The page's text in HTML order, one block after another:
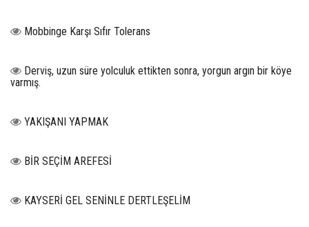
Mobbinge Karşı Sıfır Tolerans
Derviş, uzun süre yolculuk ettikten sonra, yorgun argın bir köye
varmış.
YAKIŞANI YAPMAK
BİR SEÇİM AREFESİ
KAYSERİ GEL SENİNLE DERTLEŞELİM